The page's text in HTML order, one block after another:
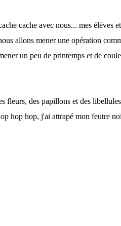
cache avec nous... mes élèves
allons mener une opération
un peu de printemps et de
fleurs, des papillons et des
hop hop, j'ai attrapé mon feutre